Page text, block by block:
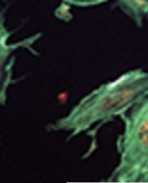
Previous